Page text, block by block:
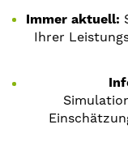
Immer aktuell:
Ihrer